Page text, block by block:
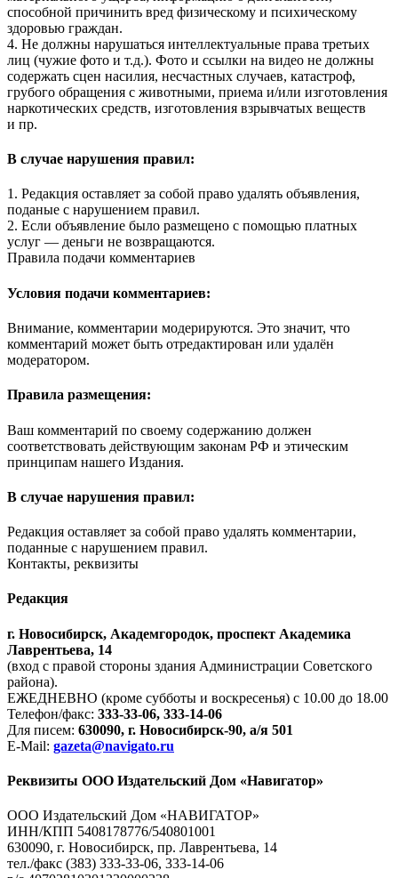
способной причинить вред физическому и психическому
здоровью граждан.
4. Не должны нарушаться интеллектуальные права третьих
лиц (чужие фото и т.д.). Фото и ссылки на видео не должны
содержать сцен насилия, несчастных случаев, катастроф,
грубого обращения с животными, приема и/или изготовления
наркотических средств, изготовления взрывчатых веществ
и пр.
В случае нарушения правил:
1. Редакция оставляет за собой право удалять объявления,
поданые с нарушением правил.
2. Если объявление было размещено с помощью платных
услуг — деньги не возвращаются.
Правила подачи комментариев
Условия подачи комментариев:
Внимание, комментарии модерируются. Это значит, что
комментарий может быть отредактирован или удалён
модератором.
Правила размещения:
Ваш комментарий по своему содержанию должен
соответствовать действующим законам РФ и этическим
принципам нашего Издания.
В случае нарушения правил:
Редакция оставляет за собой право удалять комментарии,
поданные с нарушением правил.
Контакты, реквизиты
Редакция
г. Новосибирск, Академгородок, проспект Академика
Лаврентьева, 14
(вход с правой стороны здания Администрации Советского
района).
ЕЖЕДНЕВНО (кроме субботы и воскресенья) с 10.00 до 18.00
Телефон/факс: 333-33-06, 333-14-06
Для писем: 630090, г. Новосибирск-90, а/я 501
E-Mail: gazeta@navigato.ru
Реквизиты ООО Издательский Дом «Навигатор»
ООО Издательский Дом «НАВИГАТОР»
ИНН/КПП 5408178776/540801001
630090, г. Новосибирск, пр. Лаврентьева, 14
тел./факс (383) 333-33-06, 333-14-06